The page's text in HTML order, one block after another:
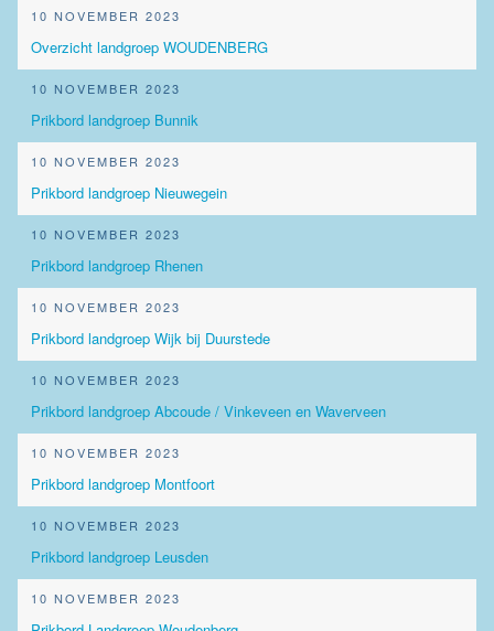
10 NOVEMBER 2023
Overzicht landgroep WOUDENBERG
10 NOVEMBER 2023
Prikbord landgroep Bunnik
10 NOVEMBER 2023
Prikbord landgroep Nieuwegein
10 NOVEMBER 2023
Prikbord landgroep Rhenen
10 NOVEMBER 2023
Prikbord landgroep Wijk bij Duurstede
10 NOVEMBER 2023
Prikbord landgroep Abcoude / Vinkeveen en Waverveen
10 NOVEMBER 2023
Prikbord landgroep Montfoort
10 NOVEMBER 2023
Prikbord landgroep Leusden
10 NOVEMBER 2023